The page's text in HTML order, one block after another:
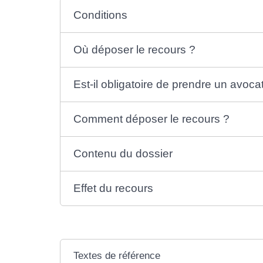
Conditions
Où déposer le recours ?
Est-il obligatoire de prendre un
Comment déposer le recours ?
Contenu du dossier
Effet du recours
Textes de référence